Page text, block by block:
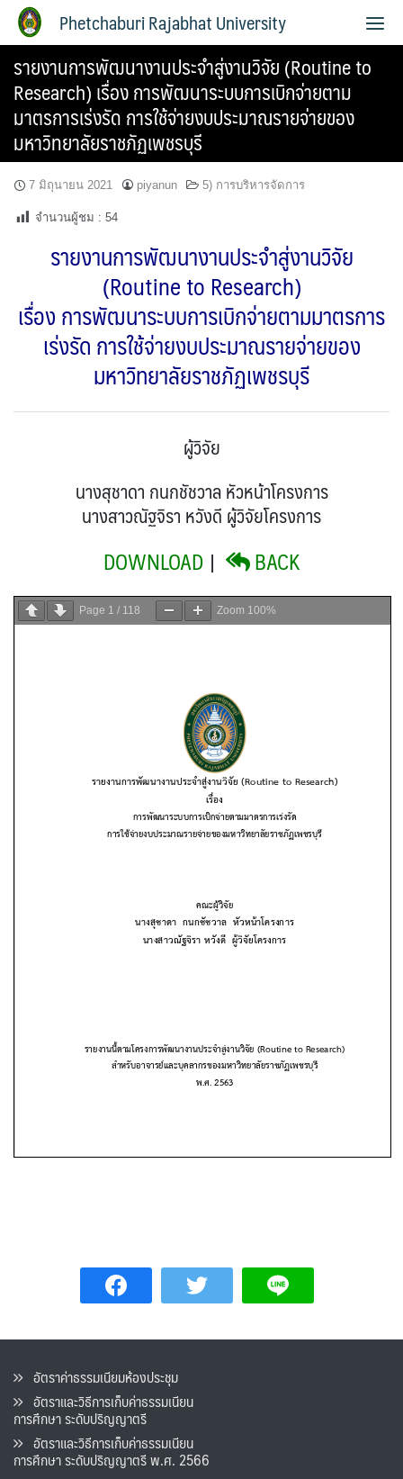
Phetchaburi Rajabhat University
รายงานการพัฒนางานประจําสู่งานวิจัย (Routine to
Research) เรื่อง การพัฒนาระบบการเบิกจ่ายตาม
มาตรการเร่งรัด การใช้จ่ายงบประมาณรายจ่ายของ
มหาวิทยาลัยราชภัฏเพชรบุรี
7 มิถุนายน 2021 piyanun 5) การบริหารจัดการ
จำนวนผู้ชม : 54
รายงานการพัฒนางานประจําสู่งานวิจัย
(Routine to Research)
เรื่อง การพัฒนาระบบการเบิกจ่ายตามมาตรการ
เร่งรัด การใช้จ่ายงบประมาณรายจ่ายของ
มหาวิทยาลัยราชภัฏเพชรบุรี
ผู้วิจัย
นางสุชาดา กนกชัชวาล หัวหน้าโครงการ
นางสาวณัฐจิรา หวังดี ผู้วิจัยโครงการ
DOWNLOAD| BACK
Page 1 / 118 Zoom 100%
อัตราค่าธรรมเนียมห้องประชุม
อัตราและวิธีการเก็บค่าธรรมเนียน
การศึกษา ระดับปริญญาตรี
อัตราและวิธีการเก็บค่าธรรมเนียน
การศึกษา ระดับปริญญาตรี พ.ศ. 2566